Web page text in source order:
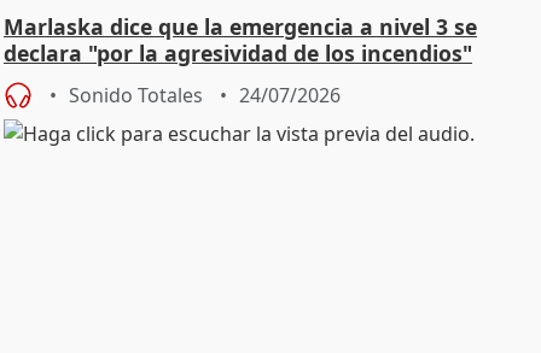
Marlaska dice que la emergencia a nivel 3 se
declara "por la agresividad de los incendios"
Sonido Totales 24/07/2026